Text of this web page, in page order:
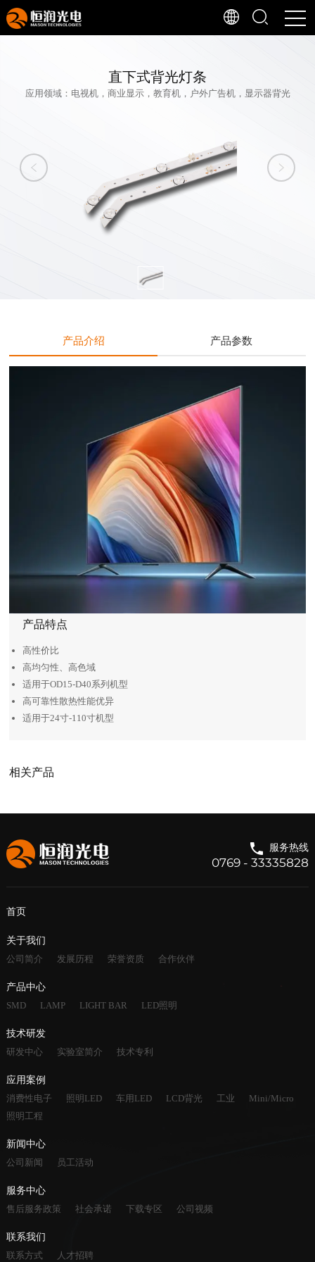
直下式背光灯条
应用领域：电视机，商业显示，教育机，户外广告机，显示器背光
产品介绍 产品参数
产品特点
高性价比
高均匀性、高色域
适用于OD15-D40系列机型
高可靠性散热性能优异
适用于24寸-110寸机型
相关产品
服务热线
0769 - 33335828
首页
关于我们
公司简介
发展历程 荣誉资质 合作伙伴
产品中心
SMD
LAMP LIGHT BAR LED照明
技术研发
研发中心
实验室简介 技术专利
应用案例
消费性电子
照明LED 车用LED LCD背光 工业
Mini/Micro
照明工程
新闻中心
公司新闻
员工活动
服务中心
售后服务政策
社会承诺 下载专区 公司视频
联系我们
联系方式
人才招聘